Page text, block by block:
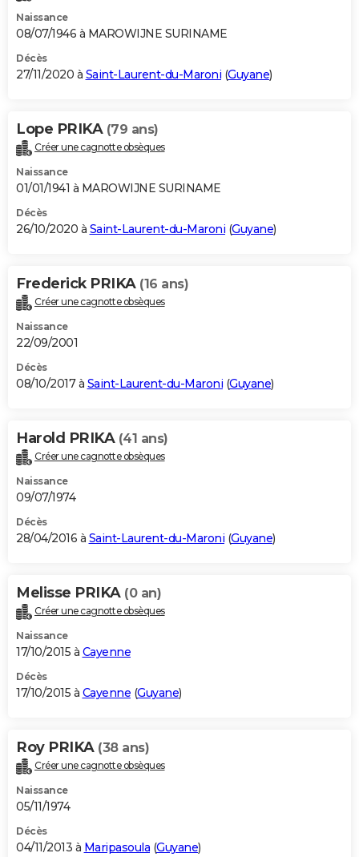
Naissance
08/07/1946 à MAROWIJNE SURINAME
Décès
27/11/2020 à Saint-Laurent-du-Maroni (Guyane)
Lope PRIKA (79 ans)
Créer une cagnotte obsèques
Naissance
01/01/1941 à MAROWIJNE SURINAME
Décès
26/10/2020 à Saint-Laurent-du-Maroni (Guyane)
Frederick PRIKA (16 ans)
Créer une cagnotte obsèques
Naissance
22/09/2001
Décès
08/10/2017 à Saint-Laurent-du-Maroni (Guyane)
Harold PRIKA (41 ans)
Créer une cagnotte obsèques
Naissance
09/07/1974
Décès
28/04/2016 à Saint-Laurent-du-Maroni (Guyane)
Melisse PRIKA (0 an)
Créer une cagnotte obsèques
Naissance
17/10/2015 à Cayenne
Décès
17/10/2015 à Cayenne (Guyane)
Roy PRIKA (38 ans)
Créer une cagnotte obsèques
Naissance
05/11/1974
Décès
04/11/2013 à Maripasoula (Guyane)